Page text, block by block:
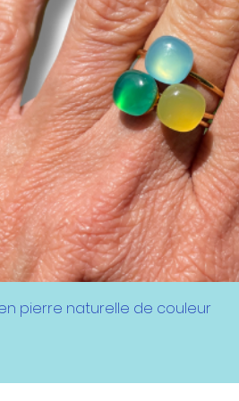
Aperçu rapide
pierre naturelle de couleur